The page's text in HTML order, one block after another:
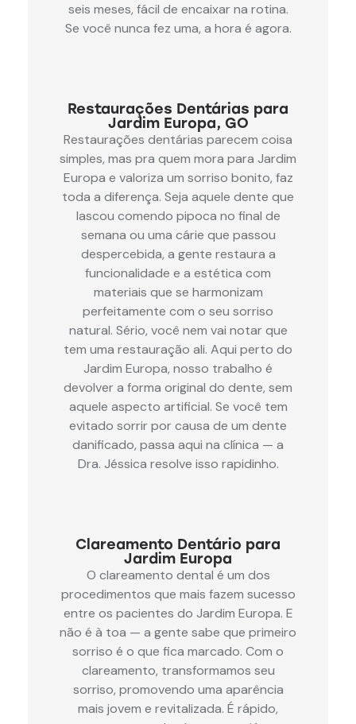
seis meses, fácil de encaixar na rotina.
Se você nunca fez uma, a hora é agora.
Restaurações Dentárias para
Jardim Europa, GO
Restaurações dentárias parecem coisa
simples, mas pra quem mora para Jardim
Europa e valoriza um sorriso bonito, faz
toda a diferença. Seja aquele dente que
lascou comendo pipoca no final de
semana ou uma cárie que passou
despercebida, a gente restaura a
funcionalidade e a estética com
materiais que se harmonizam
perfeitamente com o seu sorriso
natural. Sério, você nem vai notar que
tem uma restauração ali. Aqui perto do
Jardim Europa, nosso trabalho é
devolver a forma original do dente, sem
aquele aspecto artificial. Se você tem
evitado sorrir por causa de um dente
danificado, passa aqui na clínica — a
Dra. Jéssica resolve isso rapidinho.
Clareamento Dentário para
Jardim Europa
O clareamento dental é um dos
procedimentos que mais fazem sucesso
entre os pacientes do Jardim Europa. E
não é à toa — a gente sabe que primeiro
sorriso é o que fica marcado. Com o
clareamento, transformamos seu
sorriso, promovendo uma aparência
mais jovem e revitalizada. É rápido,